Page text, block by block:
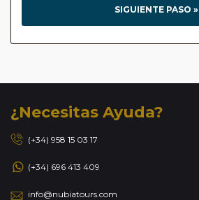
SIGUIENTE PASO »
¿Necesitas Ayuda?
(+34) 958 15 03 17
(+34) 696 413 409
info@nubiatours.com